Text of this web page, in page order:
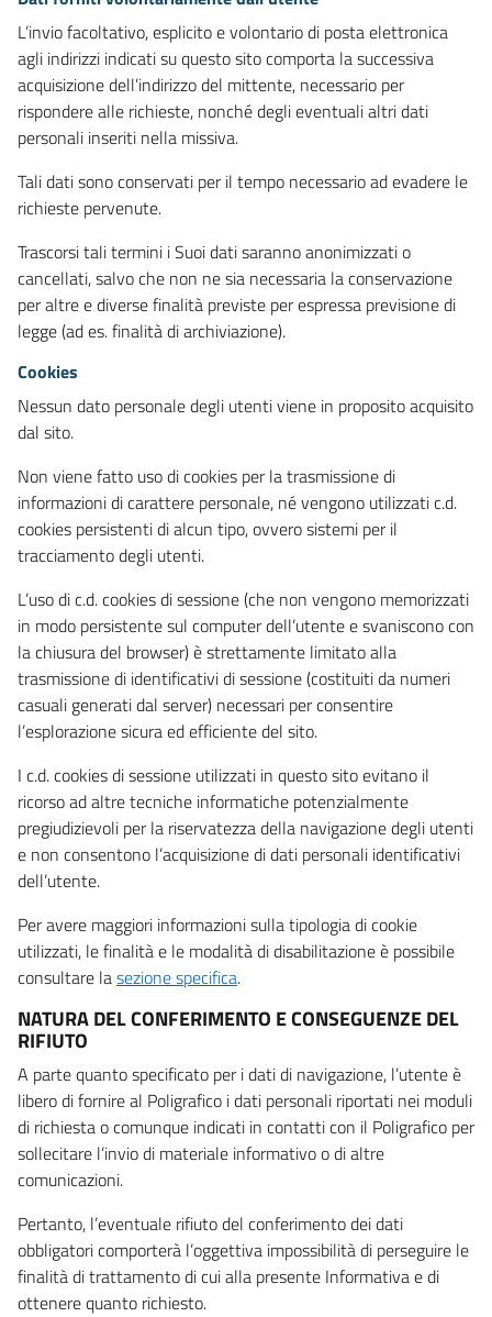
L’invio facoltativo, esplicito e volontario di posta elettronica
agli indirizzi indicati su questo sito comporta la successiva
acquisizione dell’indirizzo del mittente, necessario per
rispondere alle richieste, nonché degli eventuali altri dati
personali inseriti nella missiva.
Tali dati sono conservati per il tempo necessario ad evadere le
richieste pervenute.
Trascorsi tali termini i Suoi dati saranno anonimizzati o
cancellati, salvo che non ne sia necessaria la conservazione
per altre e diverse finalità previste per espressa previsione di
legge (ad es. finalità di archiviazione).
Cookies
Nessun dato personale degli utenti viene in proposito acquisito
dal sito.
Non viene fatto uso di cookies per la trasmissione di
informazioni di carattere personale, né vengono utilizzati c.d.
cookies persistenti di alcun tipo, ovvero sistemi per il
tracciamento degli utenti.
L’uso di c.d. cookies di sessione (che non vengono memorizzati
in modo persistente sul computer dell’utente e svaniscono con
la chiusura del browser) è strettamente limitato alla
trasmissione di identificativi di sessione (costituiti da numeri
casuali generati dal server) necessari per consentire
l’esplorazione sicura ed efficiente del sito.
I c.d. cookies di sessione utilizzati in questo sito evitano il
ricorso ad altre tecniche informatiche potenzialmente
pregiudizievoli per la riservatezza della navigazione degli utenti
e non consentono l’acquisizione di dati personali identificativi
dell’utente.
Per avere maggiori informazioni sulla tipologia di cookie
utilizzati, le finalità e le modalità di disabilitazione è possibile
consultare lasezione specifica.
NATURA DEL CONFERIMENTO E CONSEGUENZE DEL
RIFIUTO
A parte quanto specificato per i dati di navigazione, l’utente è
libero di fornire al Poligrafico i dati personali riportati nei moduli
di richiesta o comunque indicati in contatti con il Poligrafico per
sollecitare l’invio di materiale informativo o di altre
comunicazioni.
Pertanto, l’eventuale rifiuto del conferimento dei dati
obbligatori comporterà l’oggettiva impossibilità di perseguire le
finalità di trattamento di cui alla presente Informativa e di
ottenere quanto richiesto.